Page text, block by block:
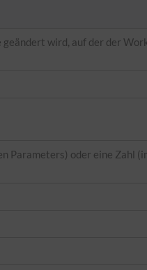
geändert wird, auf der der
Parameters) oder eine Zahl